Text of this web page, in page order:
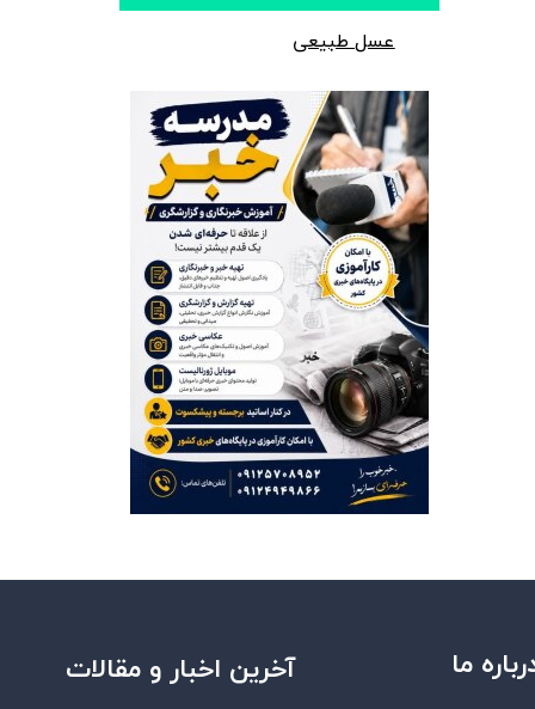
عسل طبیعی
ما آخرین اخبار و مقالات